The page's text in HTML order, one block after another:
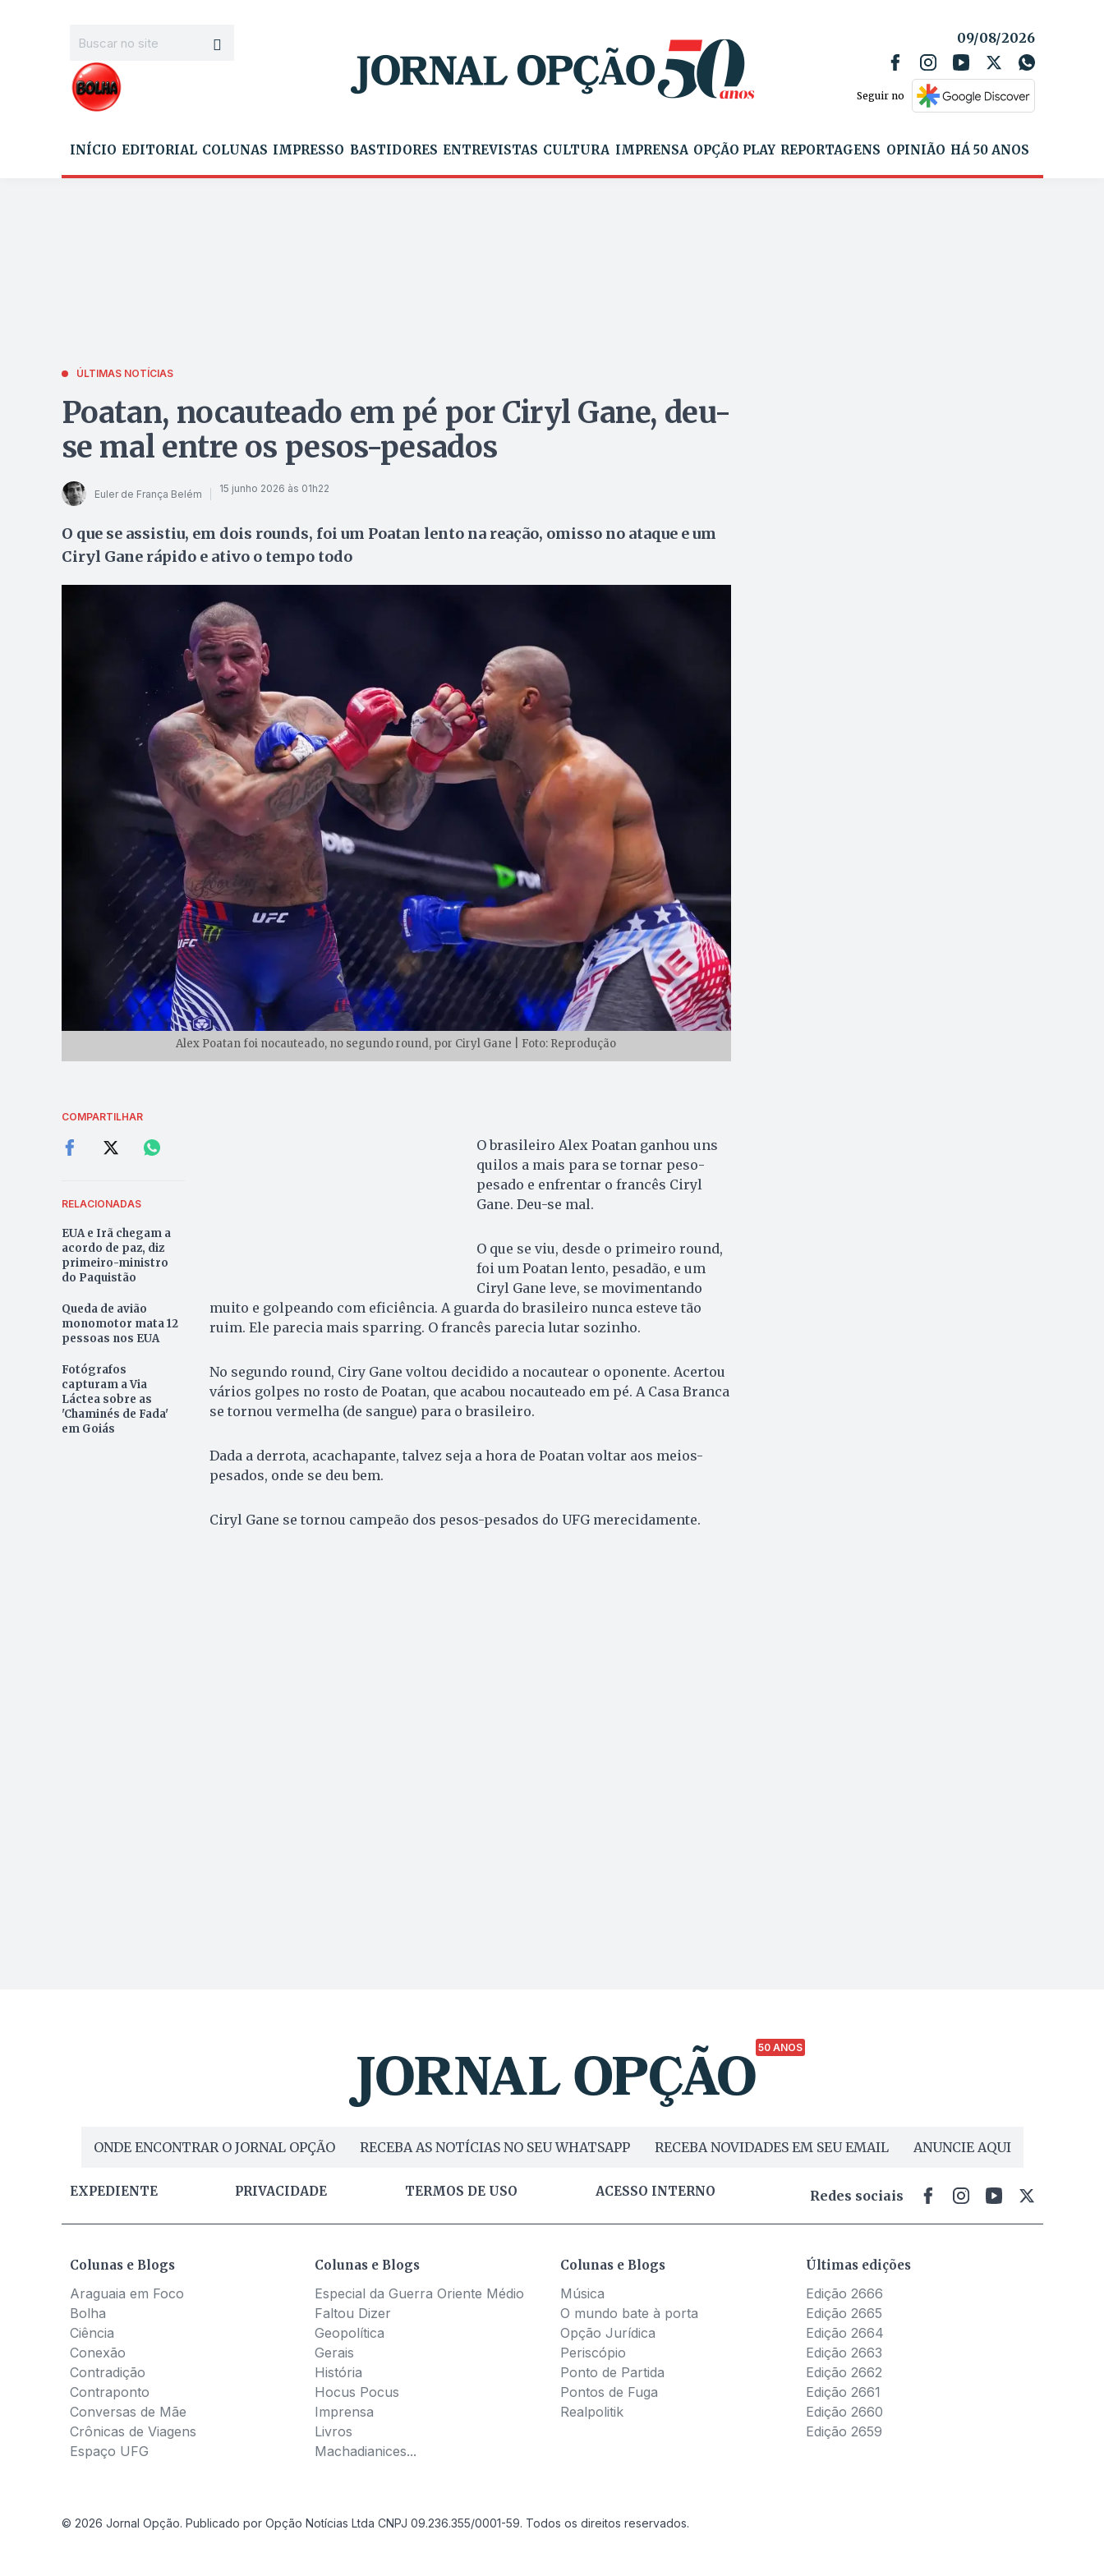
09/08/2026
Seguir no
INÍCIO EDITORIAL COLUNAS IMPRESSO BASTIDORES ENTREVISTAS CULTURA IMPRENSA OPÇÃO PLAY REPORTAGENS OPINIÃO HÁ 50 ANOS
ÚLTIMAS NOTÍCIAS
Poatan, nocauteado em pé por Ciryl Gane, deu-
se mal entre os pesos-pesados
Euler de França Belém 15 junho 2026 às 01h22
O que se assistiu, em dois rounds, foi um Poatan lento na reação, omisso no ataque e um
Ciryl Gane rápido e ativo o tempo todo
Alex Poatan foi nocauteado, no segundo round, por Ciryl Gane | Foto: Reprodução
COMPARTILHAR
RELACIONADAS
EUA e Irã chegam a
acordo de paz, diz
primeiro-ministro
do Paquistão
Queda de avião
monomotor mata 12
pessoas nos EUA
Fotógrafos
capturam a Via
Láctea sobre as
'Chaminés de Fada'
em Goiás
O brasileiro Alex Poatan ganhou uns
quilos a mais para se tornar peso-
pesado e enfrentar o francês Ciryl
Gane. Deu-se mal.
O que se viu, desde o primeiro round,
foi um Poatan lento, pesadão, e um
Ciryl Gane leve, se movimentando
muito e golpeando com eficiência. A guarda do brasileiro nunca esteve tão
ruim. Ele parecia mais sparring. O francês parecia lutar sozinho.
No segundo round, Ciry Gane voltou decidido a nocautear o oponente. Acertou
vários golpes no rosto de Poatan, que acabou nocauteado em pé. A Casa Branca
se tornou vermelha (de sangue) para o brasileiro.
Dada a derrota, acachapante, talvez seja a hora de Poatan voltar aos meios-
pesados, onde se deu bem.
Ciryl Gane se tornou campeão dos pesos-pesados do UFG merecidamente.
50 ANOS
ONDE ENCONTRAR O JORNAL OPÇÃO RECEBA AS NOTÍCIAS NO SEU WHATSAPP RECEBA NOVIDADES EM SEU EMAIL ANUNCIE AQUI
EXPEDIENTE PRIVACIDADE TERMOS DE USO ACESSO INTERNO Redes sociais
Colunas e Blogs
Araguaia em Foco
Bolha
Ciência
Conexão
Contradição
Contraponto
Conversas de Mãe
Crônicas de Viagens
Espaço UFG
Colunas e Blogs
Especial da Guerra Oriente Médio
Faltou Dizer
Geopolítica
Gerais
História
Hocus Pocus
Imprensa
Livros
Machadianices...
Colunas e Blogs
Música
O mundo bate à porta
Opção Jurídica
Periscópio
Ponto de Partida
Pontos de Fuga
Realpolitik
Últimas edições
Edição 2666
Edição 2665
Edição 2664
Edição 2663
Edição 2662
Edição 2661
Edição 2660
Edição 2659
© 2026 Jornal Opção. Publicado por Opção Notícias Ltda CNPJ 09.236.355/0001-59. Todos os direitos reservados.